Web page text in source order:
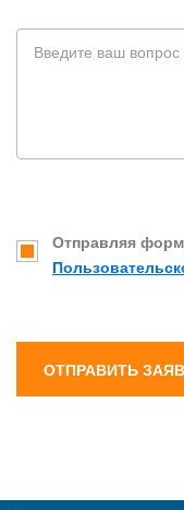
Отправляя
ОТПРАВИТЬ